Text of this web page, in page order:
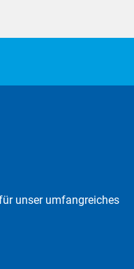
unser umfangreiches